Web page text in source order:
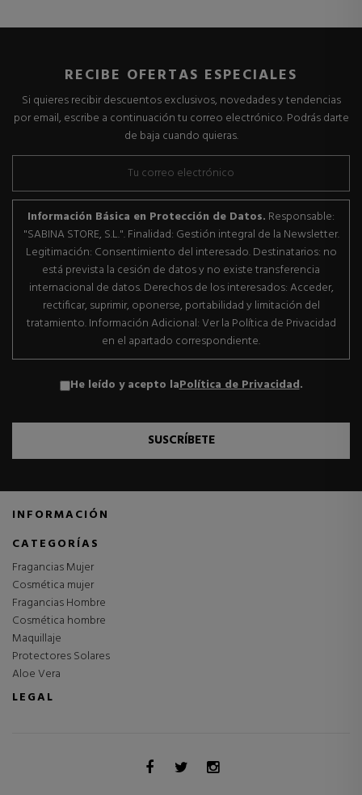
RECIBE OFERTAS ESPECIALES
Si quieres recibir descuentos exclusivos, novedades y tendencias
por email, escribe a continuación tu correo electrónico. Podrás darte
de baja cuando quieras.
Información Básica en Protección de Datos. Responsable:
"SABINA STORE, S.L.". Finalidad: Gestión integral de la Newsletter.
Legitimación: Consentimiento del interesado. Destinatarios: no
está prevista la cesión de datos y no existe transferencia
internacional de datos. Derechos de los interesados: Acceder,
rectificar, suprimir, oponerse, portabilidad y limitación del
tratamiento. Información Adicional: Ver la Política de Privacidad
en el apartado correspondiente.
He leído y acepto laPolítica de Privacidad.
SUSCRÍBETE
INFORMACIÓN
CATEGORÍAS
Fragancias Mujer
Cosmética mujer
Fragancias Hombre
Cosmética hombre
Maquillaje
Protectores Solares
Aloe Vera
LEGAL